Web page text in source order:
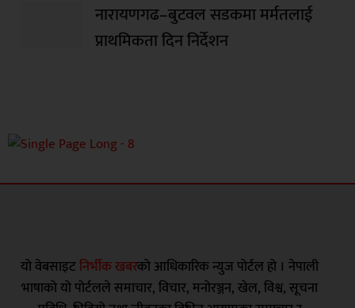
नारायणगढ–बुटवल सडकमा मर्मतलाई
प्राथमिकता दिन निर्देशन
यो वेबसाइटनिर्भीक खबरकाे आधिकारिक न्युज पोर्टल हो । नेपाली
भाषाको यो पोर्टलले समाचार, विचार, मनोरञ्जन, खेल, विश्व, सूचना